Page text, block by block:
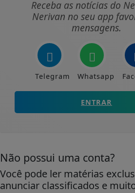
Receba as notícias do
Nerivan no seu app
mensagens.
Telegram Whatsapp
ENTRAR
Não possui uma conta?
Você pode ler matérias
anunciar classificados e